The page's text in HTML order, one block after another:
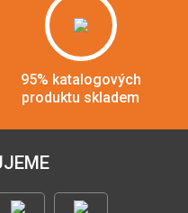
95% katalogových
produktu skladem